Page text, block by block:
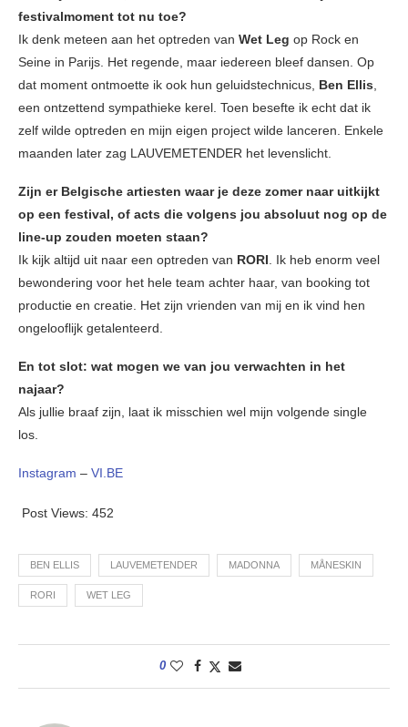
festivalmoment tot nu toe?
Ik denk meteen aan het optreden van Wet Leg op Rock en
Seine in Parijs. Het regende, maar iedereen bleef dansen. Op
dat moment ontmoette ik ook hun geluidstechnicus, Ben Ellis,
een ontzettend sympathieke kerel. Toen besefte ik echt dat ik
zelf wilde optreden en mijn eigen project wilde lanceren. Enkele
maanden later zag LAUVEMETENDER het levenslicht.
Zijn er Belgische artiesten waar je deze zomer naar uitkijkt
op een festival, of acts die volgens jou absoluut nog op de
line-up zouden moeten staan?
Ik kijk altijd uit naar een optreden van RORI. Ik heb enorm veel
bewondering voor het hele team achter haar, van booking tot
productie en creatie. Het zijn vrienden van mij en ik vind hen
ongelooflijk getalenteerd.
En tot slot: wat mogen we van jou verwachten in het
najaar?
Als jullie braaf zijn, laat ik misschien wel mijn volgende single
los.
Instagram – VI.BE
Post Views: 452
BEN ELLIS LAUVEMETENDER MADONNA MÅNESKIN
RORI WET LEG
0